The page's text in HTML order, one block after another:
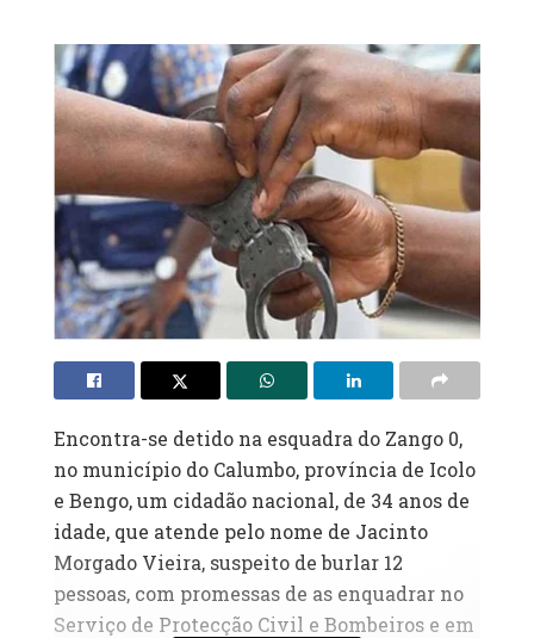
‎Encontra-se detido na esquadra do Zango 0,
no município do Calumbo, província de Icolo
e Bengo, um cidadão nacional, de 34 anos de
idade, que atende pelo nome de Jacinto
Morgado Vieira, suspeito de burlar 12
pessoas, com promessas de as enquadrar no
Serviço de Protecção Civil e Bombeiros e em